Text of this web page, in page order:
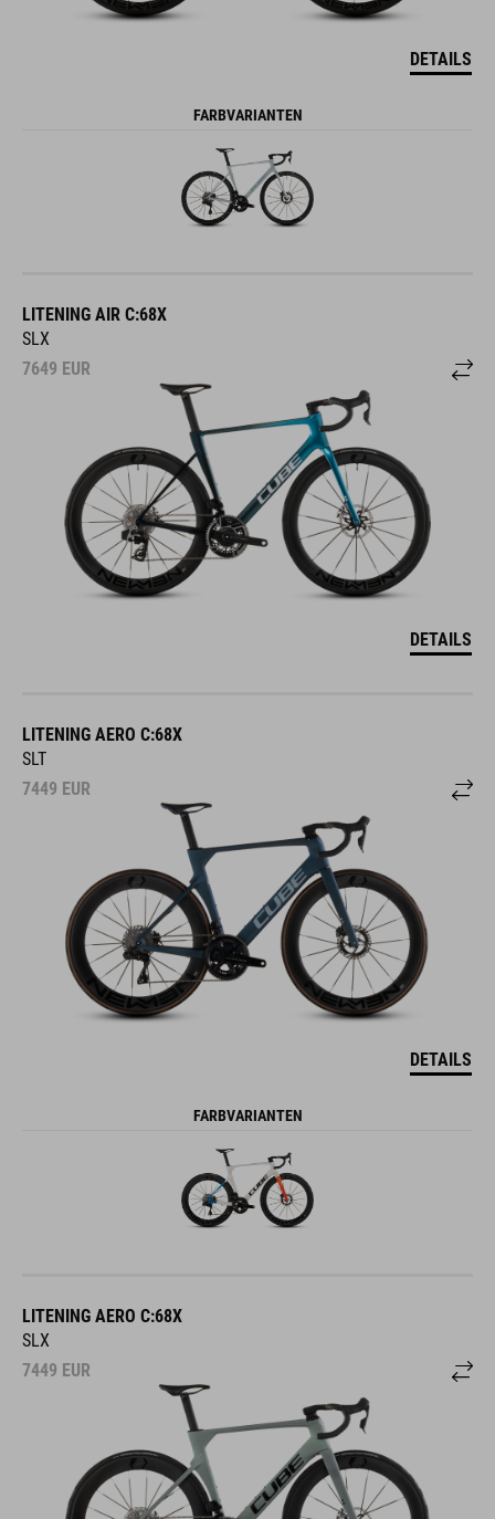
DETAILS
FARBVARIANTEN
LITENING AIR C:68X
SLX
7649 EUR
DETAILS
LITENING AERO C:68X
SLT
7449 EUR
DETAILS
FARBVARIANTEN
LITENING AERO C:68X
SLX
7449 EUR